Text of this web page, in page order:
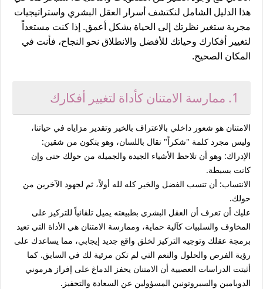
هذا الدليل الشامل لنكتشف أسرار العقل البشري واستراتيجيات
مجربة ستغير نظرتك إلى الحياة بشكل أعمق. إذا كنت مستعداً
لتغيير أفكارك وحياتك للأفضل والانطلاق نحو النجاح، فأنت في
المكان الصحيح.
1. ممارسة الامتنان كأداة لتغيير أفكارك
الامتنان هو شعور داخلي بالاعتراف بالخير وتقدير مزاياه في حياتنا،
وليس مجرد كلمة "شكراً" تقال باللسان، وهو يتكون من شقين:
الإدراك: وهو أن تلاحظ الأشياء الجيدة والجميلة من حولك حتى وإن
كانت بسيطة.
الانتساب: أن تنسب الفضل والخير كله لله أولاً، ثم لجهود الآخرين من
حولك.
عليك أن تعرف أن العقل البشري بطبيعته يميل تلقائياً للتركيز على
المخاوف والسلبيات كآلية حماية، وممارسة الامتنان هي الأداة التي تعيد
برمجة عقلك وتوجيه التركيز لخلق واقع جديد إيجابي، مما يساعدك على
رؤية الفرص والحلول والنعم التي لم تكن مرئية لك في السابق. كما
أثبتت الدراسات العصبية أن الامتنان يحفز الدماغ على إفراز هرموني
الدوبامين والسيروتونين المسؤولين عن السعادة والتحفيز.